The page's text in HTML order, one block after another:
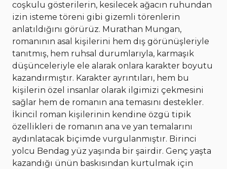
coşkulu gösterilerin, kesilecek ağacın ruhundan
izin isteme töreni gibi gizemli törenlerin
anlatıldığını görürüz. Murathan Mungan,
romanının asal kişilerini hem dış görünüşleriyle
tanıtmış, hem ruhsal durumlarıyla, karmaşık
düşünceleriyle ele alarak onlara karakter boyutu
kazandırmıştır. Karakter ayrıntıları, hem bu
kişilerin özel insanlar olarak ilgimizi çekmesini
sağlar hem de romanın ana temasını destekler.
İkincil roman kişilerinin kendine özgü tipik
özellikleri de romanın ana ve yan temalarını
aydınlatacak biçimde vurgulanmıştır. Birinci
yolcu Bendag yüz yaşında bir şairdir. Genç yaşta
kazandığı ünün baskısından kurtulmak için